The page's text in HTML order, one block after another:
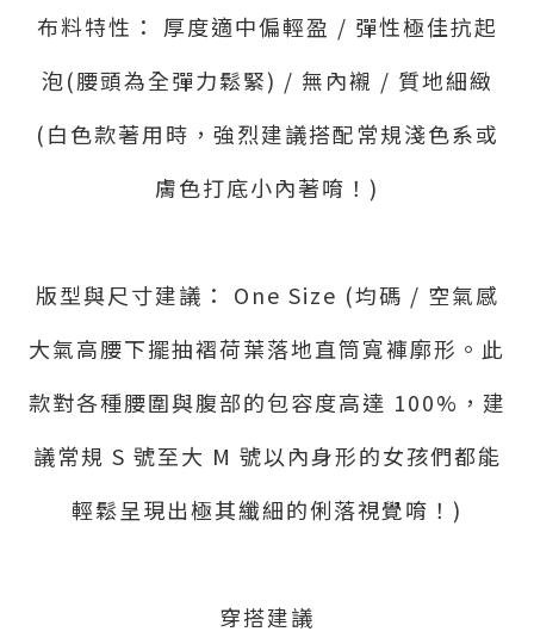
布料特性： 厚度適中偏輕盈 / 彈性極佳抗起
泡(腰頭為全彈力鬆緊) / 無內襯 / 質地細緻
(白色款著用時，強烈建議搭配常規淺色系或
膚色打底小內著唷！)
版型與尺寸建議： One Size (均碼 / 空氣感
大氣高腰下擺抽褶荷葉落地直筒寬褲廓形。此
款對各種腰圍與腹部的包容度高達 100%，建
議常規 S 號至大 M 號以內身形的女孩們都能
輕鬆呈現出極其纖細的俐落視覺唷！)
穿搭建議